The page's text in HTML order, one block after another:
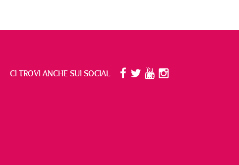
CI TROVI ANCHE SUI SOCIAL